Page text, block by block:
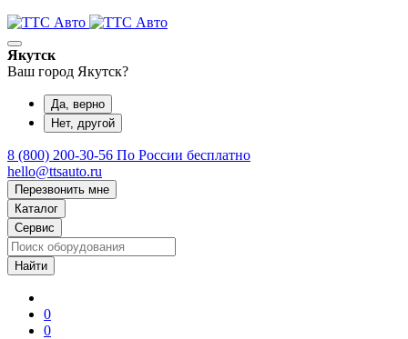
Якутск
Ваш город Якутск?
Да, верно
Нет, другой
8 (800) 200-30-56 По России бесплатно
hello@ttsauto.ru
Перезвонить мне
Каталог
Сервис
0
0